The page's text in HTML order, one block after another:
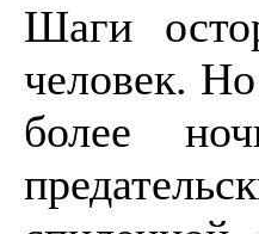
Шаги
человек.
более